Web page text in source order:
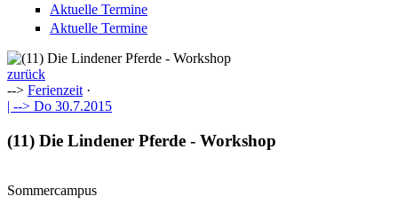
Aktuelle Termine
Aktuelle Termine
zurück
--> Ferienzeit ·
| --> Do 30.7.2015
(11) Die Lindener Pferde - Workshop
Sommercampus